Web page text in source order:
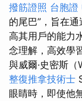
撥筋證照 台胞證
的尾巴”，旨在
高其用戶的能力
念理解，高效學
與威爾·史密斯（
整復推拿技術士
眼睛時，即使他